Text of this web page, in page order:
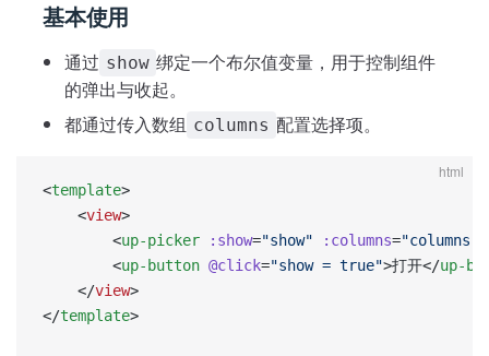
基本使用
通过 show 绑定一个布尔值变量，用于控制组件
的弹出与收起。
都通过传入数组 columns 配置选择项。
html
<template>
	<
view>
		<
up-picker :show="show" :columns="columns"
		<
up-button @click="show = true">打开</up-
	</
view>
</template>